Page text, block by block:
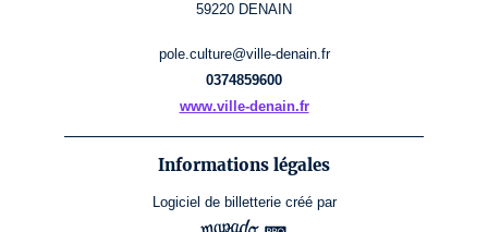
59220 DENAIN
pole.culture@ville-denain.fr
0374859600
www.ville-denain.fr
Informations légales
Logiciel de billetterie créé par